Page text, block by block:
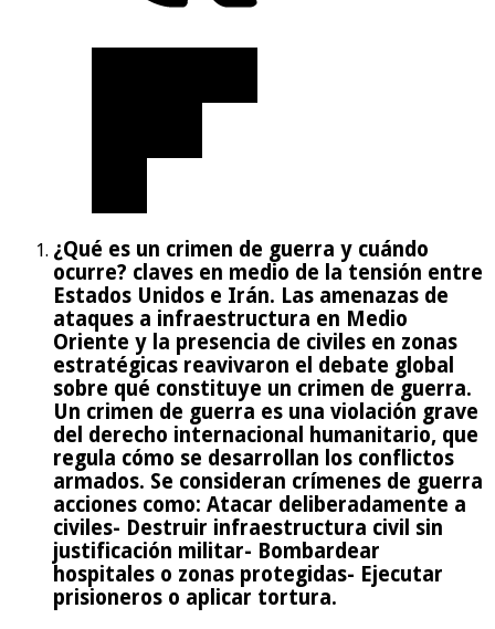
¿Qué es un crimen de guerra y cuándo
ocurre? claves en medio de la tensión entre
Estados Unidos e Irán. Las amenazas de
ataques a infraestructura en Medio
Oriente y la presencia de civiles en zonas
estratégicas reavivaron el debate global
sobre qué constituye un crimen de guerra.
Un crimen de guerra es una violación grave
del derecho internacional humanitario, que
regula cómo se desarrollan los conflictos
armados. Se consideran crímenes de guerra
acciones como: Atacar deliberadamente a
civiles- Destruir infraestructura civil sin
justificación militar- Bombardear
hospitales o zonas protegidas- Ejecutar
prisioneros o aplicar tortura.